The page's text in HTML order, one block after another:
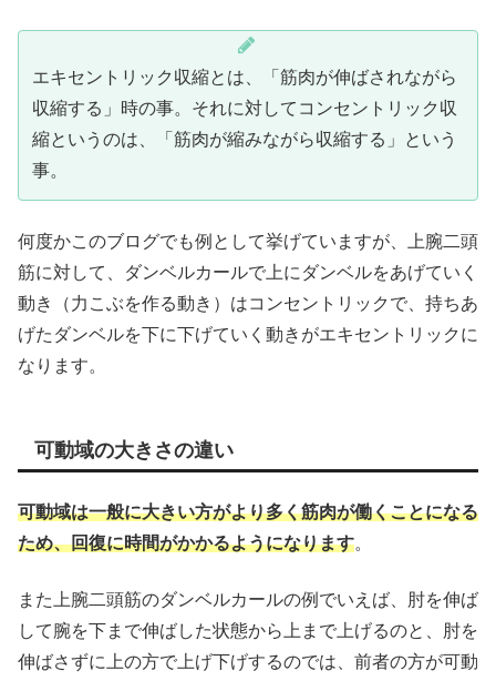
エキセントリック収縮とは、「筋肉が伸ばされながら
収縮する」時の事。それに対してコンセントリック収
縮というのは、「筋肉が縮みながら収縮する」という
事。
何度かこのブログでも例として挙げていますが、上腕二頭
筋に対して、ダンベルカールで上にダンベルをあげていく
動き（力こぶを作る動き）はコンセントリックで、持ちあ
げたダンベルを下に下げていく動きがエキセントリックに
なります。
可動域の大きさの違い
可動域は一般に大きい方がより多く筋肉が働くことになる
ため、回復に時間がかかるようになります。
また上腕二頭筋のダンベルカールの例でいえば、肘を伸ば
して腕を下まで伸ばした状態から上まで上げるのと、肘を
伸ばさずに上の方で上げ下げするのでは、前者の方が可動